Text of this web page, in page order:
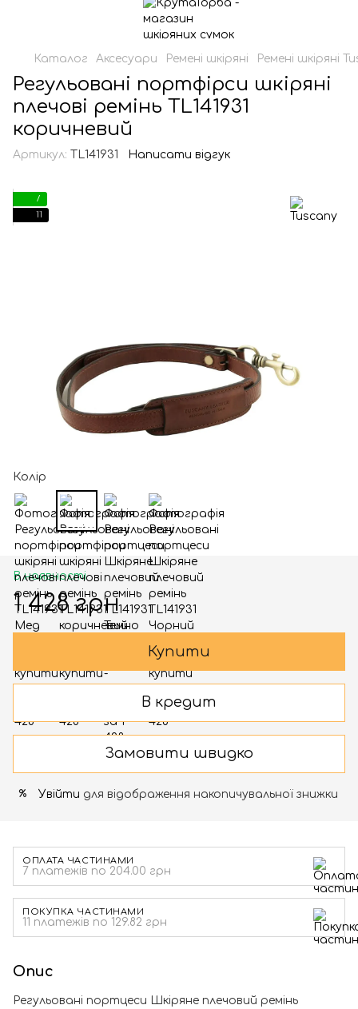
Каталог Аксесуари Ремені шкіряні Ремені шкіряні
Регульовані портфірси шкіряні
плечові ремінь TL141931
коричневий
Артикул: TL141931 Написати відгук
7
11
Колір
В наявності
1 428 грн
Купити
В кредит
Замовити швидко
% Увійти для відображення накопичувальної знижки
ОПЛАТА ЧАСТИНАМИ
7 платежів по 204.00 грн
ПОКУПКА ЧАСТИНАМИ
11 платежів по 129.82 грн
Опис
Регульовані портцеси Шкіряне плечовий ремінь